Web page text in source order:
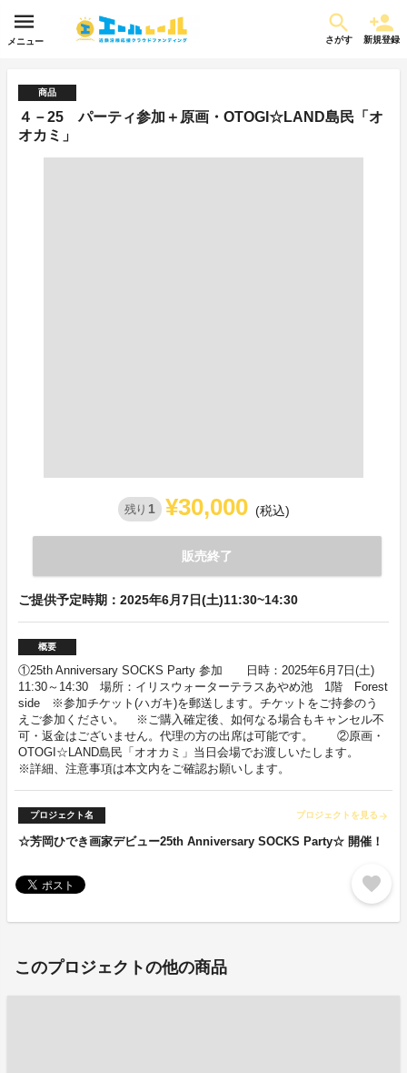
メニュー さがす 新規登録
商品
４－25 パーティ参加＋原画・OTOGI☆LAND島民「オ
オカミ」
残り 1 ¥30,000 (税込)
販売終了
ご提供予定時期：2025年6月7日(土)11:30~14:30
概要
①25th Anniversary SOCKS Party 参加 日時：2025年6月7日(土)
11:30～14:30 場所：イリスウォーターテラスあやめ池 1階 Forest
side ※参加チケット(ハガキ)を郵送します。チケットをご持参のう
えご参加ください。 ※ご購入確定後、如何なる場合もキャンセル不
可・返金はございません。代理の方の出席は可能です。 ②原画・
OTOGI☆LAND島民「オオカミ」当日会場でお渡しいたします。
※詳細、注意事項は本文内をご確認お願いします。
プロジェクト名 プロジェクトを見る arrow_forward
☆芳岡ひでき画家デビュー25th Anniversary SOCKS Party☆ 開催！
favorite
このプロジェクトの他の商品